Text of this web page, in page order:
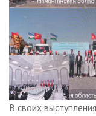
В своих